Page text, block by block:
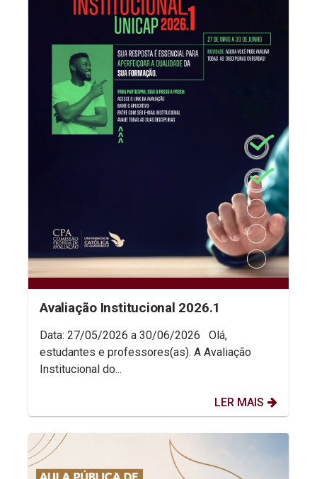
Avaliação Institucional 2026.1
Data: 27/05/2026 a 30/06/2026 Olá,
estudantes e professores(as). A Avaliação
Institucional do...
LER MAIS